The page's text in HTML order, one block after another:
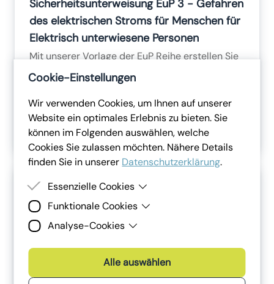
Sicherheitsunterweisung EuP 3 - Gefahren
des elektrischen Stroms für Menschen für
Elektrisch unterwiesene Personen
Mit unserer Vorlage der EuP Reihe erstellen Sie
eine maßgeschneiderte Unterweisung zu den
Gefahren des elektrischen Stroms für
Menschen.
Dauer:30 Minuten
Mehr erfahren
Cookie-Einstellungen
Wir verwenden Cookies, um Ihnen auf unserer
Website ein optimales Erlebnis zu bieten. Sie
können im Folgenden auswählen, welche
Cookies Sie zulassen möchten. Nähere Details
finden Sie in unserer Datenschutzerklärung.
Essenzielle Cookies
Essenzielle Cookies sind Cookies, welche für die
benötigt werden. Ohne diese Cookies kann die
Funktionale Cookies
Funktionale Cookies erlauben es uns, Ihnen
Webseite bereitzustellen und Ihnen einen
reibungslosen Website-Besuch zu ermöglichen.
Analyse-Cookies
Analyse und Verbesserung der Webseiten der
Alle auswählen